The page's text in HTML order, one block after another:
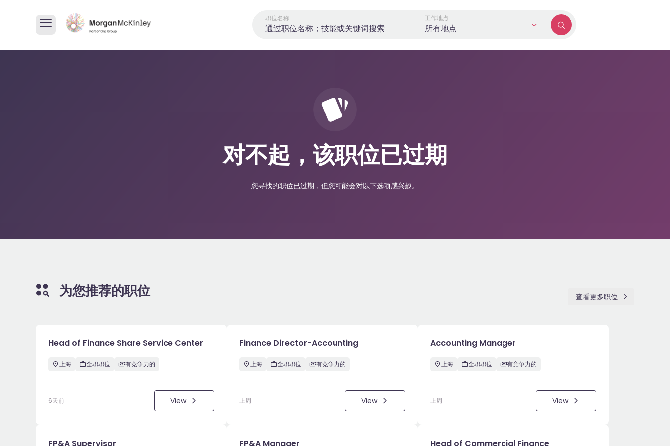
职位名称 工作地点
所有地点
对不起，该职位已过期
您寻找的职位已过期，但您可能会对以下选项感兴趣。
为您推荐的职位 查看更多职位
Head of Finance Share Service Center
上海 全职职位 有竞争力的
6天前 View
Finance Director-Accounting
上海 全职职位 有竞争力的
上周 View
Accounting Manager
上海 全职职位 有竞争力的
上周 View
FP&A Supervisor FP&A Manager Head of Commercial Finance